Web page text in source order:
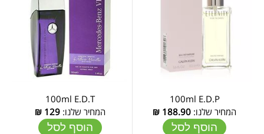
100ml E.D.P
המחיר שלנו: 188.90
₪
הוסף לסל
100ml E.D.T
המחיר שלנו:129
₪
הוסף לסל